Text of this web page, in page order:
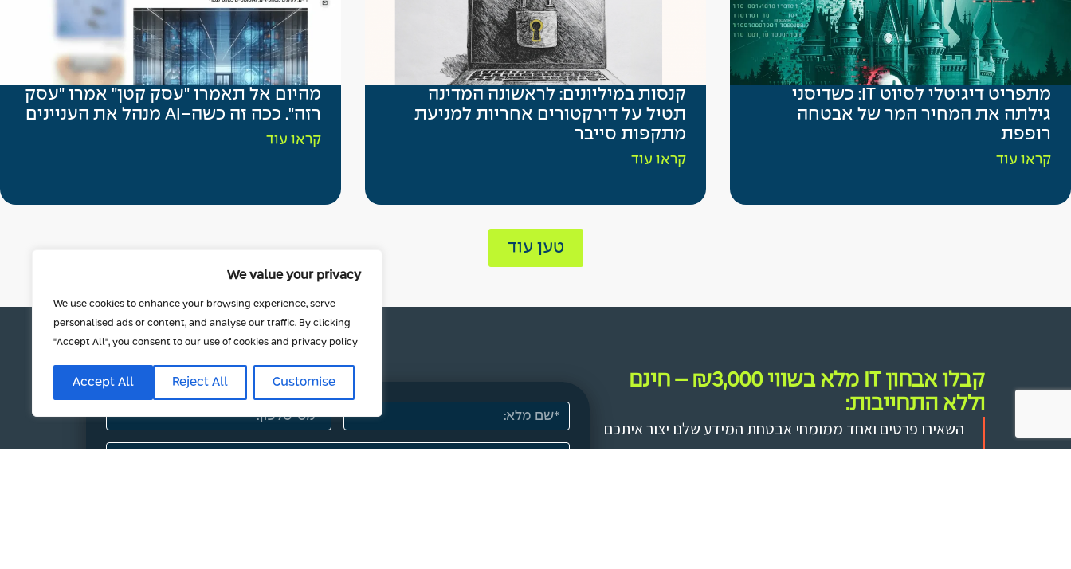
We value your privacy
We use cookies to enhance your browsing experience, serve
personalised ads or content, and analyse our traffic. By clicking
"Accept All", you consent to our use of cookies and privacy policy
Customise
Reject All
Accept All
מתפריט דיגיטלי לסיוט IT: כשדיסני
גילתה את המחיר המר של אבטחה
רופפת
קראו עוד
קנסות במיליונים: לראשונה המדינה
תטיל על דירקטורים אחריות למניעת
מתקפות סייבר
קראו עוד
מהיום אל תאמרו "עסק קטן" אמרו "עסק
רזה". ככה זה כשה-AI מנהל את העניינים
קראו עוד
טען עוד
קבלו אבחון IT מלא בשווי ₪3,000 – חינם
וללא התחייבות:
השאירו פרטים ואחד ממומחי אבטחת המידע שלנו יצור איתכם
קשר: